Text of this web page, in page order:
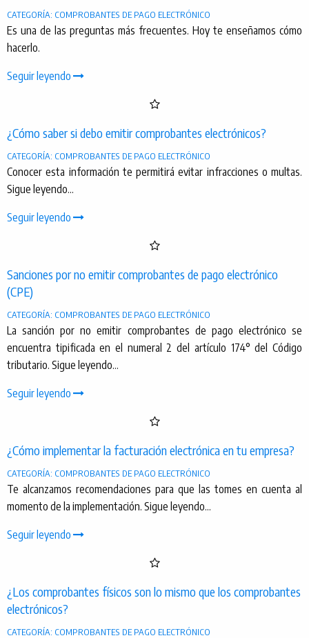
CATEGORÍA: COMPROBANTES DE PAGO ELECTRÓNICO
Es una de las preguntas más frecuentes. Hoy te enseñamos cómo
hacerlo.
Seguir leyendo
¿Cómo saber si debo emitir comprobantes electrónicos?
CATEGORÍA: COMPROBANTES DE PAGO ELECTRÓNICO
Conocer esta información te permitirá evitar infracciones o multas.
Sigue leyendo...
Seguir leyendo
Sanciones por no emitir comprobantes de pago electrónico
(CPE)
CATEGORÍA: COMPROBANTES DE PAGO ELECTRÓNICO
La sanción por no emitir comprobantes de pago electrónico se
encuentra tipificada en el numeral 2 del artículo 174° del Código
tributario. Sigue leyendo...
Seguir leyendo
¿Cómo implementar la facturación electrónica en tu empresa?
CATEGORÍA: COMPROBANTES DE PAGO ELECTRÓNICO
Te alcanzamos recomendaciones para que las tomes en cuenta al
momento de la implementación. Sigue leyendo...
Seguir leyendo
¿Los comprobantes físicos son lo mismo que los comprobantes
electrónicos?
CATEGORÍA: COMPROBANTES DE PAGO ELECTRÓNICO